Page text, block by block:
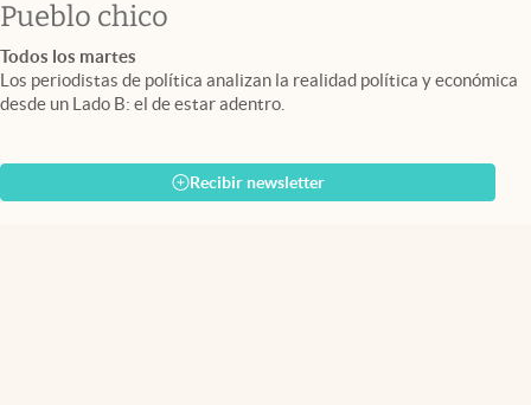
Pueblo chico
Todos los martes
Los periodistas de política analizan la realidad política y económica
desde un Lado B: el de estar adentro.
Recibir newsletter